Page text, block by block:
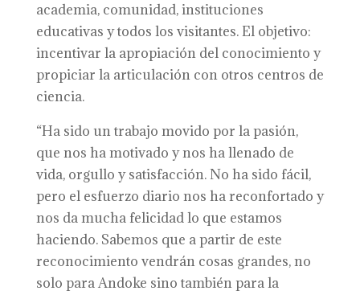
academia, comunidad, instituciones
educativas y todos los visitantes. El objetivo:
incentivar la apropiación del conocimiento y
propiciar la articulación con otros centros de
ciencia.
“Ha sido un trabajo movido por la pasión,
que nos ha motivado y nos ha llenado de
vida, orgullo y satisfacción. No ha sido fácil,
pero el esfuerzo diario nos ha reconfortado y
nos da mucha felicidad lo que estamos
haciendo. Sabemos que a partir de este
reconocimiento vendrán cosas grandes, no
solo para Andoke sino también para la